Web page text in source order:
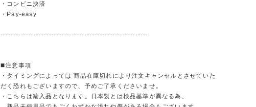
・コンビニ決済
・Pay-easy
----------------------------------------------------------
◼️注意事項
・タイミングによっては 商品在庫切れにより注文キャンセルとさせていた
だく恐れもございますので、予めご了承くださいませ。
・こちらは輸入品となります。日本製とは検品基準が異なる為、